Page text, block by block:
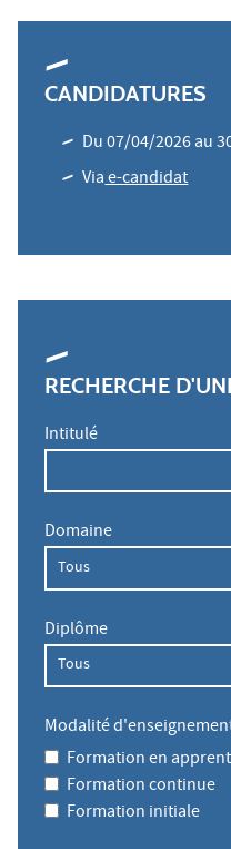
CANDIDATURES
Du 07/04/2026 au
Viae-candidat
RECHERCHE
Intitulé
Domaine
Diplôme
Modalité
Formation en
Formation continue
Formation initiale